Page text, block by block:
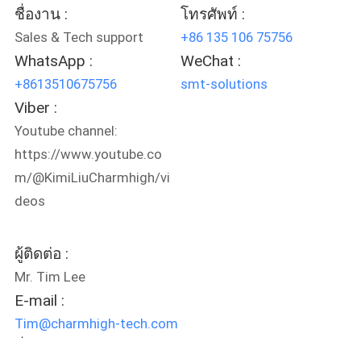
ติดต่อ
เรา
ข่าว
SHOPPING
LINE
แผนผัง
ชื่องาน :
Sales & Tech support
โทรศัพท์ :
+86 135 106 75756
WhatsApp :
+8613510675756
WeChat :
smt-solutions
Viber :
Youtube channel:
https://www.youtube.co
m/@KimiLiuCharmhigh/vi
deos
ผู้ติดต่อ :
Mr. Tim Lee
E-mail :
Tim@charmhigh-tech.com